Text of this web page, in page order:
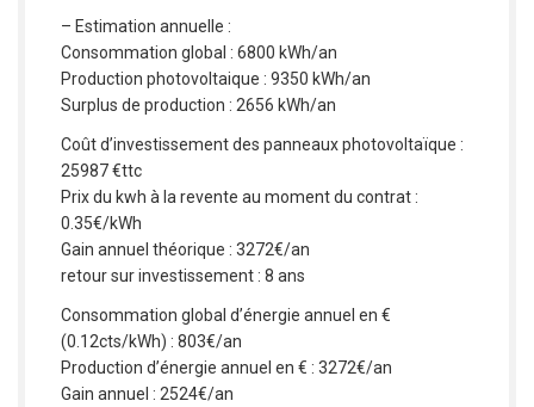
– Estimation annuelle :
Consommation global : 6800 kWh/an
Production photovoltaique : 9350 kWh/an
Surplus de production : 2656 kWh/an
Coût d’investissement des panneaux photovoltaïque :
25987 €ttc
Prix du kwh à la revente au moment du contrat :
0.35€/kWh
Gain annuel théorique : 3272€/an
retour sur investissement : 8 ans
Consommation global d’énergie annuel en €
(0.12cts/kWh) : 803€/an
Production d’énergie annuel en € : 3272€/an
Gain annuel : 2524€/an